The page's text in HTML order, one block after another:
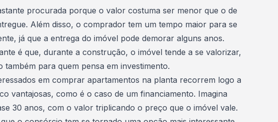
procurada porque o valor costuma ser menor que o de
Além disso, o comprador tem um tempo maior para se
já que a entrega do imóvel pode demorar alguns anos.
é que, durante a construção, o imóvel tende a se valorizar,
para quem pensa em investimento.
em comprar apartamentos na planta recorrem logo a
vantajosas, como é o caso de um financiamento. Imagina
30 anos, com o valor triplicando o preço que o imóvel vale.